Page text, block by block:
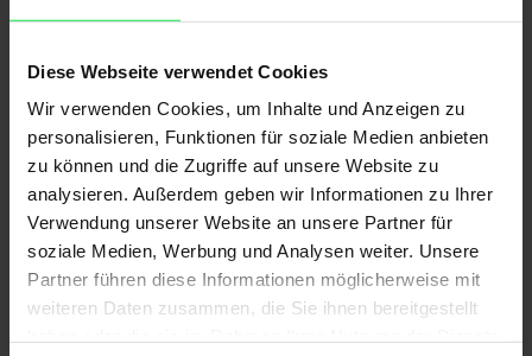
Diese Webseite verwendet Cookies
Wir verwenden Cookies, um Inhalte und Anzeigen zu
personalisieren, Funktionen für soziale Medien anbieten
zu können und die Zugriffe auf unsere Website zu
analysieren. Außerdem geben wir Informationen zu Ihrer
Verwendung unserer Website an unsere Partner für
soziale Medien, Werbung und Analysen weiter. Unsere
Partner führen diese Informationen möglicherweise mit
weiteren Daten zusammen, die Sie ihnen bereitgestellt